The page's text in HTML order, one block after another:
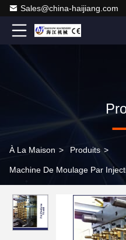
Sales@china-haijiang.com
À La Maison > Produits >
Machine De Moulage Par
moulage par injection maison
Mpa pour une pièce moulée